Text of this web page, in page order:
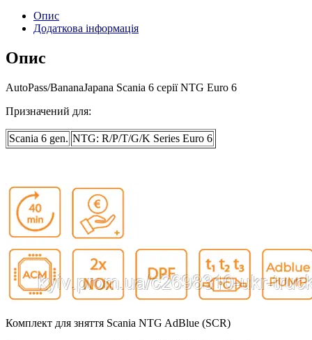
Опис
Додаткова інформація
Опис
AutoPass/BananaJapana Scania 6 серії NTG Euro 6
Призначений для:
Scania 6 gen. NTG: R/P/T/G/K Series Euro 6
Комплект для зняття Scania NTG AdBlue (SCR)